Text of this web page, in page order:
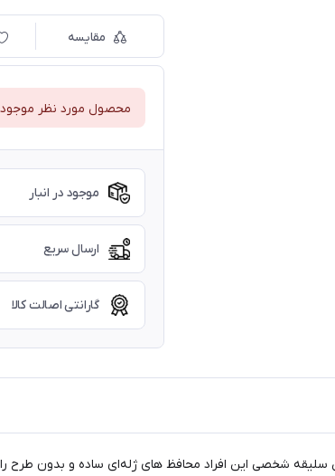
مقایسه
محصول مورد نظر موجود
موجود در انبار
ارسال سریع
گارانتی اصالت کالا
سلیقه شخصی این افراد محافظ‌ های ژله‌ای ساده و بدون طرح را